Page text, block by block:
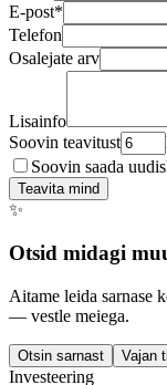
E-post*
Telefon
Osalejate arv
Lisainfo
Soovin teavitust
Soovin saada
Teavita mind
✨
Otsid midagi
Aitame leida sarnase
— vestle meiega.
Otsin sarnast Vajan
Investeering